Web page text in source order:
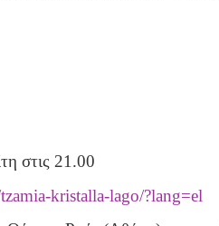
στις 21.00
tzamia-kristalla-lago/?lang=el